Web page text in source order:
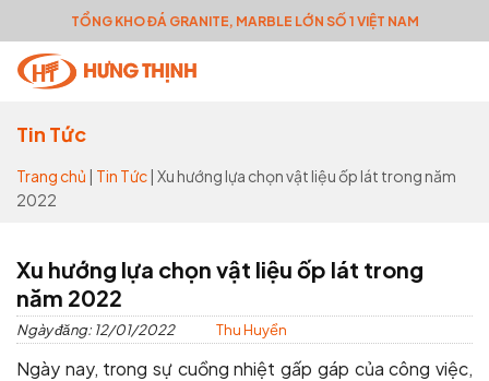
to
content
TỔNG KHO ĐÁ GRANITE, MARBLE LỚN SỐ 1 VIỆT NAM
Tin Tức
Trang chủ | Tin Tức| Xu hướng lựa chọn vật liệu ốp lát trong năm
2022
Xu hướng lựa chọn vật liệu ốp lát trong
năm 2022
Ngày đăng: 12/01/2022 Thu Huyền
Ngày nay, trong sự cuồng nhiệt gấp gáp của công việc,